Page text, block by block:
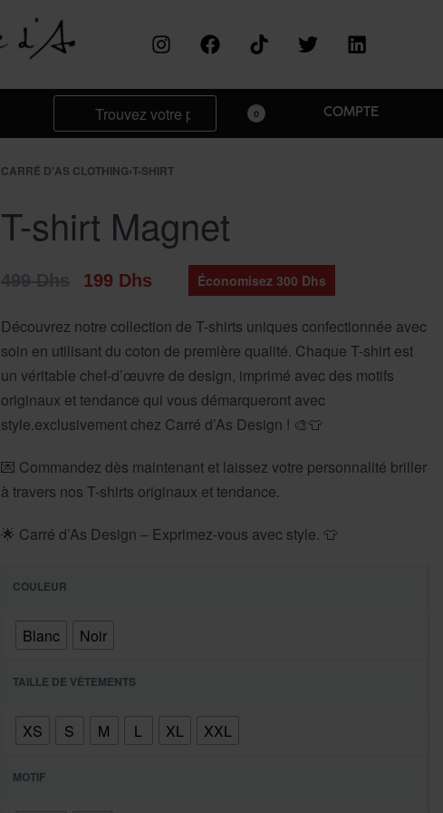
0 COMPTE
CARRÉ D'AS CLOTHING›T-SHIRT
T-shirt Magnet
199 Dhs Économisez 300 Dhs
Découvrez notre collection de T-shirts uniques confectionnée avec
soin en utilisant du coton de première qualité. Chaque T-shirt est
un véritable chef-d’œuvre de design, imprimé avec des motifs
originaux et tendance qui vous démarqueront avec
style.exclusivement chez Carré d’As Design ! 🎨👕
💌 Commandez dès maintenant et laissez votre personnalité briller
à travers nos T-shirts originaux et tendance.
🌟 Carré d’As Design – Exprimez-vous avec style. 👕
COULEUR
Blanc Noir
TAILLE DE VÊTEMENTS
XS S M L XL XXL
MOTIF